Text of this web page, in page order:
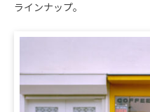
ラインナップ。